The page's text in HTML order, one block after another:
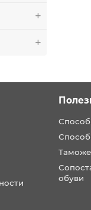
обуви